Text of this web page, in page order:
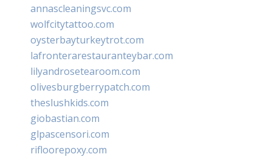
annascleaningsvc.com
wolfcitytattoo.com
oysterbayturkeytrot.com
lafronterarestauranteybar.com
lilyandrosetearoom.com
olivesburgberrypatch.com
theslushkids.com
giobastian.com
glpascensori.com
rifloorepoxy.com